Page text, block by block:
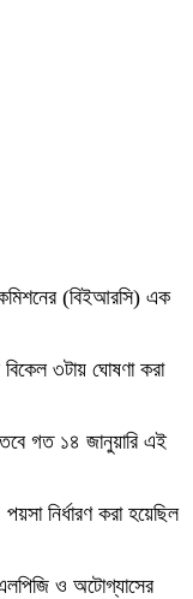
কমিশনের (বিইআরসি) এক
৩টায় ঘোষণা করা
গত ১৪ জানুয়ারি এই
নির্ধারণ করা হয়েছিল
ও অটোগ্যাসের